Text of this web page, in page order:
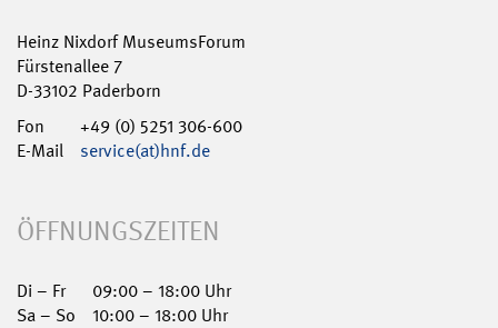
Heinz Nixdorf MuseumsForum
Fürstenallee 7
D-33102 Paderborn
Fon
+49 (0) 5251 306-600
E-Mail
service(at)hnf.de
ÖFFNUNGSZEITEN
Di – Fr
09:00 – 18:00 Uhr
Sa – So
10:00 – 18:00 Uhr